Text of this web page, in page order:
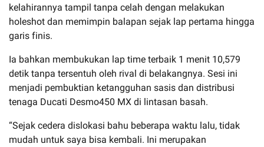
kelahirannya tampil tanpa celah dengan melakukan
holeshot dan memimpin balapan sejak lap pertama hingga
garis finis.
Ia bahkan membukukan lap time terbaik 1 menit 10,579
detik tanpa tersentuh oleh rival di belakangnya. Sesi ini
menjadi pembuktian ketangguhan sasis dan distribusi
tenaga Ducati Desmo450 MX di lintasan basah.
“Sejak cedera dislokasi bahu beberapa waktu lalu, tidak
mudah untuk saya bisa kembali. Ini merupakan